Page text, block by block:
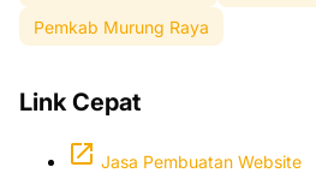
Pemkab Murung Raya
Link Cepat
Jasa Pembuatan Website